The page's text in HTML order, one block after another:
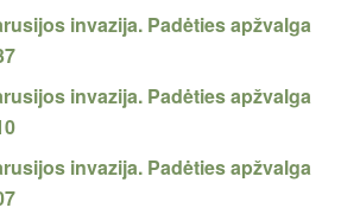
invazija. Padėties apžvalga
invazija. Padėties apžvalga
invazija. Padėties apžvalga